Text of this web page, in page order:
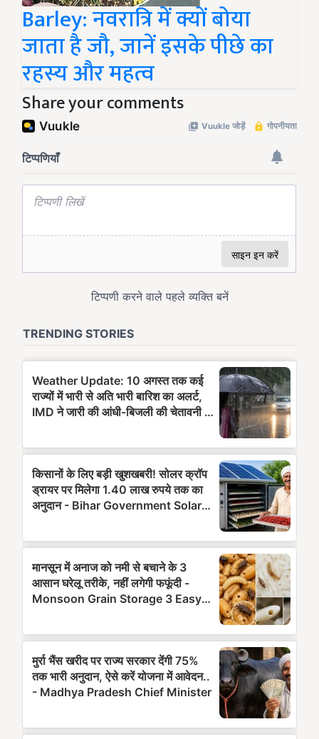
Barley: नवरात्रि में क्यों बोया
जाता है जौ, जानें इसके पीछे का
रहस्य और महत्व
Share your comments